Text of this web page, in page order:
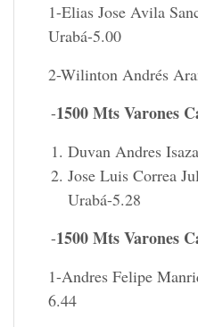
1-Elias Jose Avila
Urabá-5.00
2-Wilinton Andrés
-1500 Mts Varones
Duvan Andres
Jose Luis Correa
Urabá-5.28
-1500 Mts Varones
1-Andres Felipe
6.44